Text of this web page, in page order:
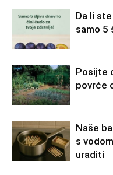
Da li
samo 5
Posijte
povrće
Naše
s
uraditi